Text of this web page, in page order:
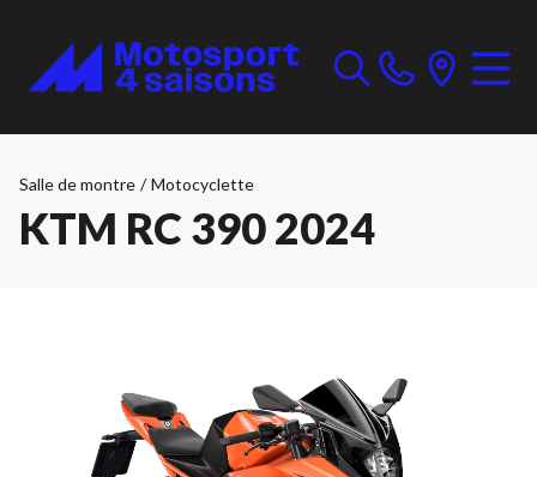
Salle de montre / Motocyclette
KTM RC 390 2024